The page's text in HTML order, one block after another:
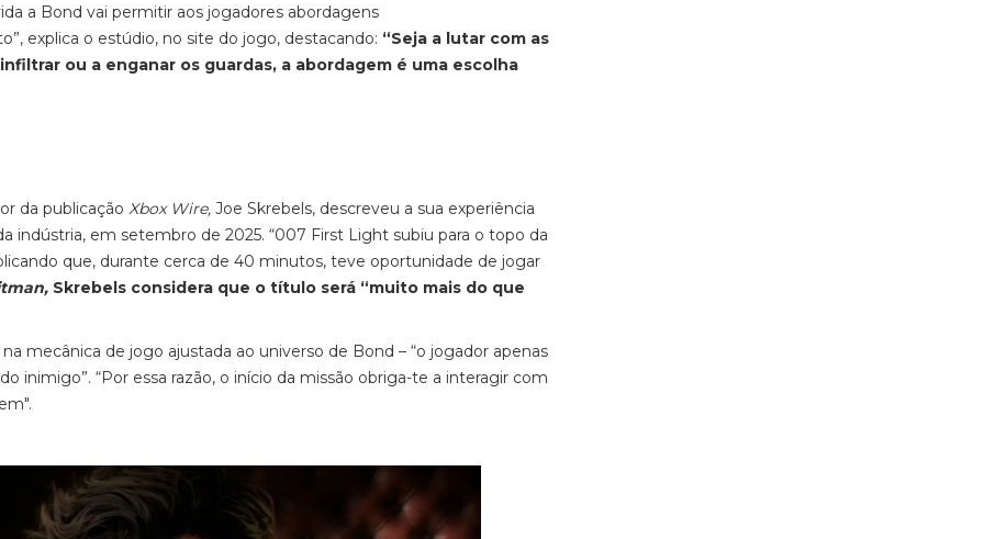
a Bond vai permitir aos jogadores abordagens
explica o estúdio, no site do jogo, destacando: “Seja a lutar com as
ou a enganar os guardas, a abordagem é uma escolha
da publicação Xbox Wire, Joe Skrebels, descreveu a sua experiência
indústria, em setembro de 2025. “007 First Light subiu para o topo da
que, durante cerca de 40 minutos, teve oportunidade de jogar
Skrebels considera que o título será “muito mais do que
mecânica de jogo ajustada ao universo de Bond – “o jogador apenas
inimigo”. “Por essa razão, o início da missão obriga-te a interagir com